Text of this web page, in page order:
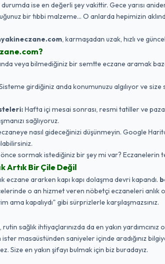
ise en değerli şey vakittir. Gece yarısı
bir tıbbi malzeme... O anlarda hepimizin
, karmaşadan uzak, hızlı ve
veya bilmediğiniz bir semtte eczane aramak
girdiğiniz anda konumunuzu algılıyor ve
Hafta içi mesai sonrası, resmi tatiller ve
sağlıyoruz.
nasıl gideceğinizi düşünmeyin. Google
sormak istediğiniz bir şey mi var? Eczanelerin
Artık Bir Çile Değil
eczane ararken kapı kapı dolaşma devri kapandı.
o an hizmet veren nöbetçi eczaneleri
ama kapalıydı" gibi sürprizlerle karşılaşmazsınız.
sağlık ihtiyaçlarınızda da en yakın yardımcınız
masaüstünden saniyeler içinde aradığınız
Size en yakın şifayı bulmak için biz buradayız.